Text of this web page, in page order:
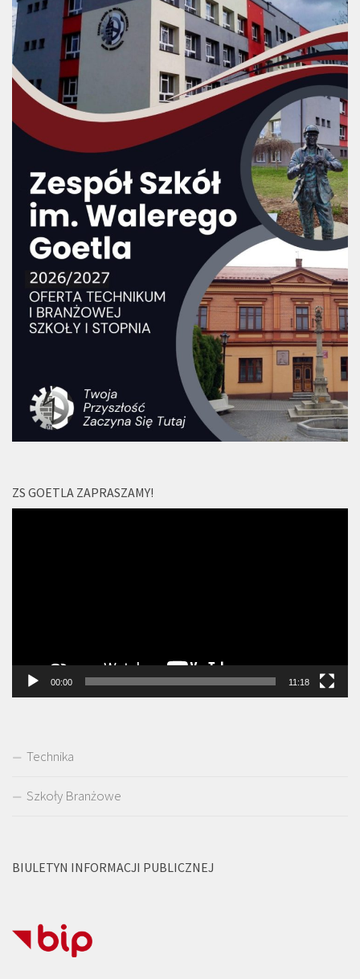
ZS GOETLA ZAPRASZAMY!
00:00 11:18
Technika
Szkoły Branżowe
BIULETYN INFORMACJI PUBLICZNEJ